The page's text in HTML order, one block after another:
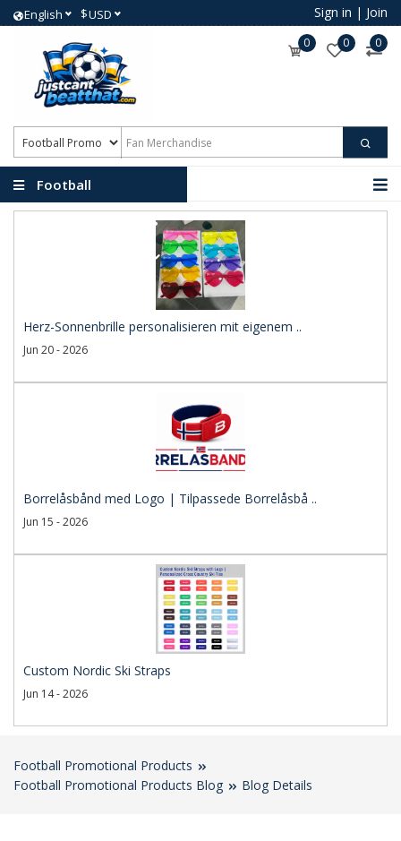
English $USD Sign in | Join
0 0 0
Football
Promotional Products
Herz-Sonnenbrille personalisieren mit eigenem ..
Jun 20 - 2026
Borrelåsbånd med Logo | Tilpassede Borrelåsbå ..
Jun 15 - 2026
Custom Nordic Ski Straps
Jun 14 - 2026
Football Promotional Products
Football Promotional Products Blog
Blog Details